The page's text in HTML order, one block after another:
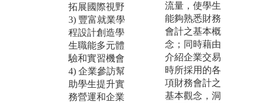
拓展國際視野
3) 豐富就業學
程設計創造學
生職能多元體
驗和實習機會
4) 企業參訪幫
助學生提升實
務營運和企業
題解決(產學合
作)或是重要管
理議題研究專
題，一年期的
大專題過程中
除培養同學管
理專業技能
外，更進一步
流量，使學生
能夠熟悉財務
會計之基本概
念；同時藉由
介紹企業交易
時所採用的各
項財務會計之
基本觀念，洞